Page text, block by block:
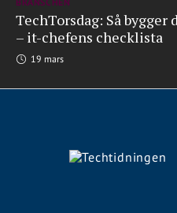
TechTorsdag: Så
– it-chefens checklista
19 mars